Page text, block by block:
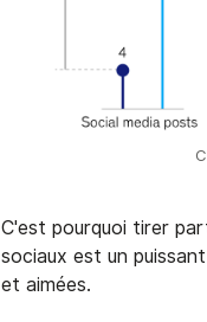
C'est pourquoi tirer
sociaux est un
et aimées.